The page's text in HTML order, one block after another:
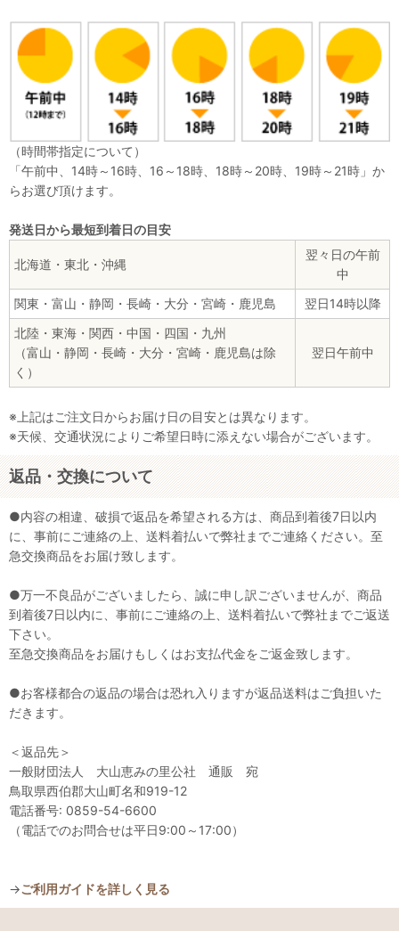
（時間帯指定について）
「午前中、14時～16時、16～18時、18時～20時、19時～21時」か
らお選び頂けます。
発送日から最短到着日の目安
北海道・東北・沖縄
翌々日の午前
中
関東・富山・静岡・長崎・大分・宮崎・鹿児島
翌日14時以降
北陸・東海・関西・中国・四国・九州
（富山・静岡・長崎・大分・宮崎・鹿児島は除
く）
翌日午前中
※上記はご注文日からお届け日の目安とは異なります。
※天候、交通状況によりご希望日時に添えない場合がございます。
返品・交換について
●内容の相違、破損で返品を希望される方は、商品到着後7日以内
に、事前にご連絡の上、送料着払いで弊社までご連絡ください。至
急交換商品をお届け致します。
●万一不良品がございましたら、誠に申し訳ございませんが、商品
到着後7日以内に、事前にご連絡の上、送料着払いで弊社までご返送
下さい。
至急交換商品をお届けもしくはお支払代金をご返金致します。
●お客様都合の返品の場合は恐れ入りますが返品送料はご負担いた
だきます。
＜返品先＞
一般財団法人 大山恵みの里公社 通販 宛
鳥取県西伯郡大山町名和919-12
電話番号: 0859-54-6600
（電話でのお問合せは平日9:00～17:00）
→ご利用ガイドを詳しく見る